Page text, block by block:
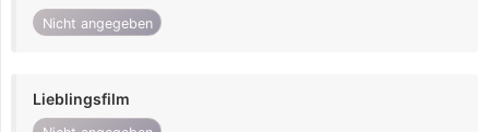
Nicht angegeben
Lieblingsfilm